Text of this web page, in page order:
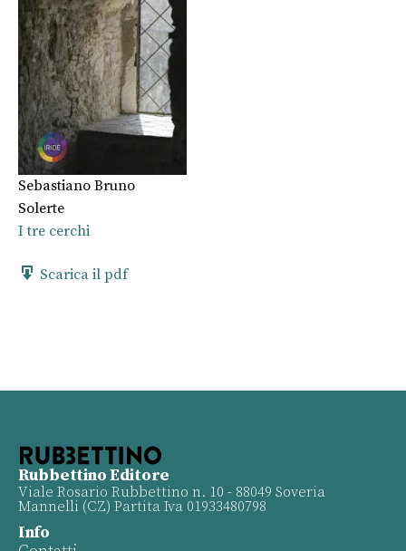
Sebastiano Bruno
Solerte
I tre cerchi
Scarica il pdf
Rubbettino Editore
Viale Rosario Rubbettino n. 10 - 88049 Soveria
Mannelli (CZ) Partita Iva 01933480798
Info